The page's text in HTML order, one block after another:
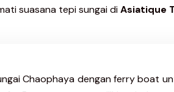
suasana tepi sungai diAsiatique
Chaophaya dengan ferry boat